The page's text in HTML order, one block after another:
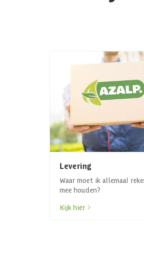
Levering
Waar moet ik allemaal
mee houden?
Kijk hier